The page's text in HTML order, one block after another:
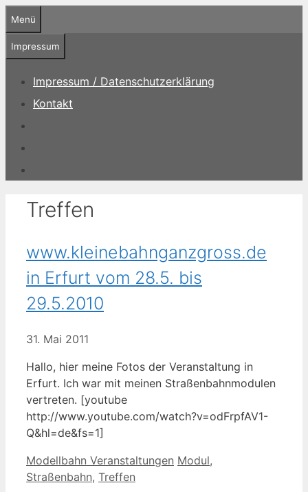
Zum
Inhalt
springen
Menü
Impressum
Impressum / Datenschutzerklärung
Kontakt
Treffen
www.kleinebahnganzgross.de
in Erfurt vom 28.5. bis
29.5.2010
31. Mai 2011
Hallo, hier meine Fotos der Veranstaltung in
Erfurt. Ich war mit meinen Straßenbahnmodulen
vertreten. [youtube
http://www.youtube.com/watch?v=odFrpfAV1-
Q&hl=de&fs=1]
Kategorien
Modellbahn Veranstaltungen Schlagwörter
Modul,
Straßenbahn, Treffen